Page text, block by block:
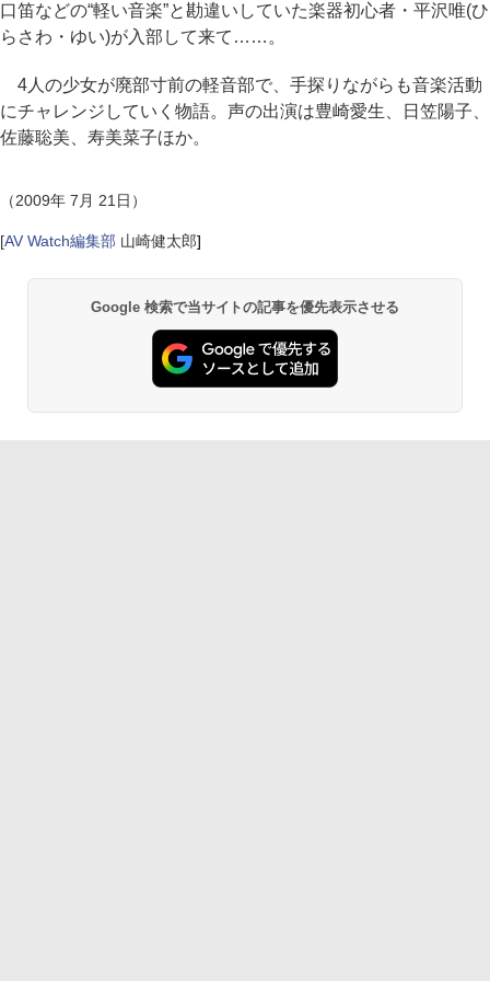
口笛などの“軽い音楽”と勘違いしていた楽器初心者・平沢唯(ひ
らさわ・ゆい)が入部して来て……。
4人の少女が廃部寸前の軽音部で、手探りながらも音楽活動
にチャレンジしていく物語。声の出演は豊崎愛生、日笠陽子、
佐藤聡美、寿美菜子ほか。
（2009年 7月 21日）
[AV Watch編集部 山崎健太郎]
Google 検索で当サイトの記事を優先表示させる